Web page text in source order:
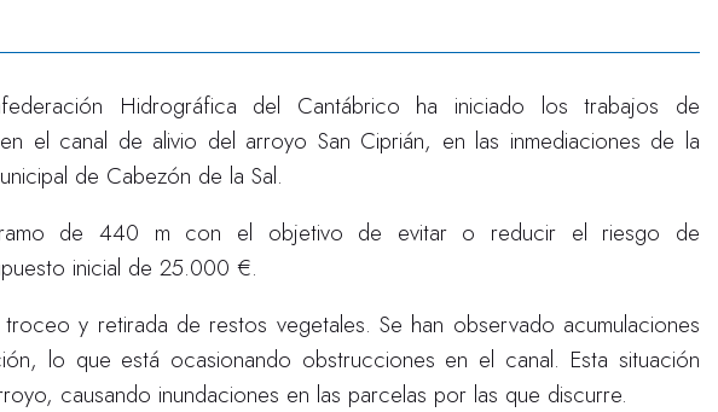
Hidrográfica del Cantábrico ha iniciado los trabajos de
el canal de alivio del arroyo San Ciprián, en las inmediaciones de la
de Cabezón de la Sal.
de 440 m con el objetivo de evitar o reducir el riesgo de
inicial de 25.000 €.
y retirada de restos vegetales. Se han observado acumulaciones
lo que está ocasionando obstrucciones en el canal. Esta situación
causando inundaciones en las parcelas por las que discurre.